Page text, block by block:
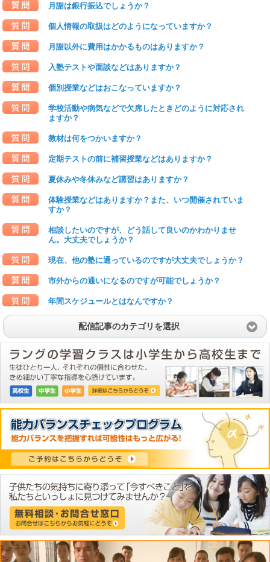
月謝は銀行振込でしょうか？
個人情報の取扱はどのようになっていますか？
月謝以外に費用はかかるものはありますか？
入塾テストや面談などはありますか？
個別授業などはおこなっていますか？
学校活動や病気などで欠席したときどのように対応され
ますか？
教材は何をつかいますか？
定期テストの前に補習授業などはありますか？
夏休みや冬休みなど講習はありますか？
体験授業などはありますか？また、いつ開催されていま
すか？
相談したいのですが、どう話して良いのかわかりませ
ん。大丈夫でしょうか？
現在、他の塾に通っているのですが大丈夫でしょうか？
市外からの通いになるのですが可能でしょうか？
年間スケジュールとはなんですか？
配信記事のカテゴリを選択